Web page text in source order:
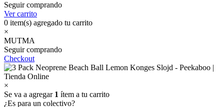
Seguir comprando
Ver carrito
0 item(s) agregado tu carrito
×
MUTMA
Seguir comprando
Checkout
×
Se va a agregar 1 ítem a tu carrito
¿Es para un colectivo?